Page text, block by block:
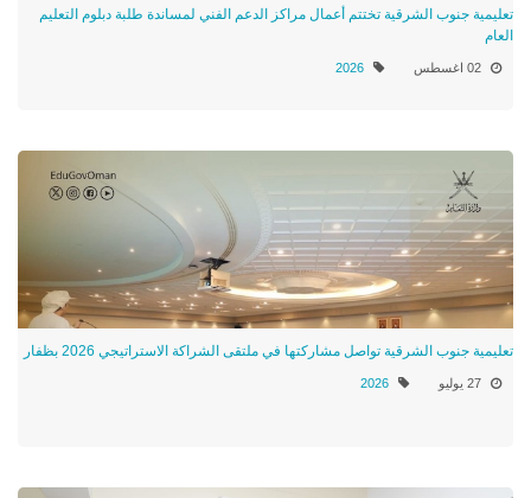
تعليمية جنوب الشرقية تختتم أعمال مراكز الدعم الفني لمساندة طلبة دبلوم التعليم
العام
02 اغسطس 2026
تعليمية جنوب الشرقية تواصل مشاركتها في ملتقى الشراكة الاستراتيجي 2026 بظفار
27 يوليو 2026